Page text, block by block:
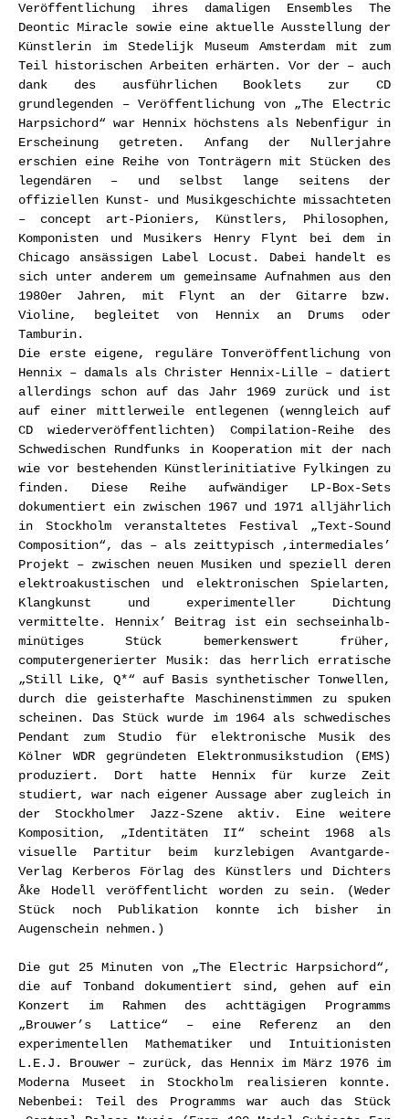
Veröffentlichung ihres damaligen Ensembles The
Deontic Miracle sowie eine aktuelle Ausstellung der
Künstlerin im Stedelijk Museum Amsterdam mit zum
Teil historischen Arbeiten erhärten. Vor der – auch
dank des ausführlichen Booklets zur CD
grundlegenden – Veröffentlichung von „The Electric
Harpsichord“ war Hennix höchstens als Nebenfigur in
Erscheinung getreten. Anfang der Nullerjahre
erschien eine Reihe von Tonträgern mit Stücken des
legendären – und selbst lange seitens der
offiziellen Kunst- und Musikgeschichte missachteten
– concept art-Pioniers, Künstlers, Philosophen,
Komponisten und Musikers Henry Flynt bei dem in
Chicago ansässigen Label Locust. Dabei handelt es
sich unter anderem um gemeinsame Aufnahmen aus den
1980er Jahren, mit Flynt an der Gitarre bzw.
Violine, begleitet von Hennix an Drums oder
Tamburin.
Die erste eigene, reguläre Tonveröffentlichung von
Hennix – damals als Christer Hennix-Lille – datiert
allerdings schon auf das Jahr 1969 zurück und ist
auf einer mittlerweile entlegenen (wenngleich auf
CD wiederveröffentlichten) Compilation-Reihe des
Schwedischen Rundfunks in Kooperation mit der nach
wie vor bestehenden Künstlerinitiative Fylkingen zu
finden. Diese Reihe aufwändiger LP-Box-Sets
dokumentiert ein zwischen 1967 und 1971 alljährlich
in Stockholm veranstaltetes Festival „Text-Sound
Composition“, das – als zeittypisch ‚intermediales’
Projekt – zwischen neuen Musiken und speziell deren
elektroakustischen und elektronischen Spielarten,
Klangkunst und experimenteller Dichtung
vermittelte. Hennix’ Beitrag ist ein sechseinhalb-
minütiges Stück bemerkenswert früher,
computergenerierter Musik: das herrlich erratische
„Still Like, Q*“ auf Basis synthetischer Tonwellen,
durch die geisterhafte Maschinenstimmen zu spuken
scheinen. Das Stück wurde im 1964 als schwedisches
Pendant zum Studio für elektronische Musik des
Kölner WDR gegründeten Elektronmusikstudion (EMS)
produziert. Dort hatte Hennix für kurze Zeit
studiert, war nach eigener Aussage aber zugleich in
der Stockholmer Jazz-Szene aktiv. Eine weitere
Komposition, „Identitäten II“ scheint 1968 als
visuelle Partitur beim kurzlebigen Avantgarde-
Verlag Kerberos Förlag des Künstlers und Dichters
Åke Hodell veröffentlicht worden zu sein. (Weder
Stück noch Publikation konnte ich bisher in
Augenschein nehmen.)
Die gut 25 Minuten von „The Electric Harpsichord“,
die auf Tonband dokumentiert sind, gehen auf ein
Konzert im Rahmen des achttägigen Programms
„Brouwer’s Lattice“ – eine Referenz an den
experimentellen Mathematiker und Intuitionisten
L.E.J. Brouwer – zurück, das Hennix im März 1976 im
Moderna Museet in Stockholm realisieren konnte.
Nebenbei: Teil des Programms war auch das Stück